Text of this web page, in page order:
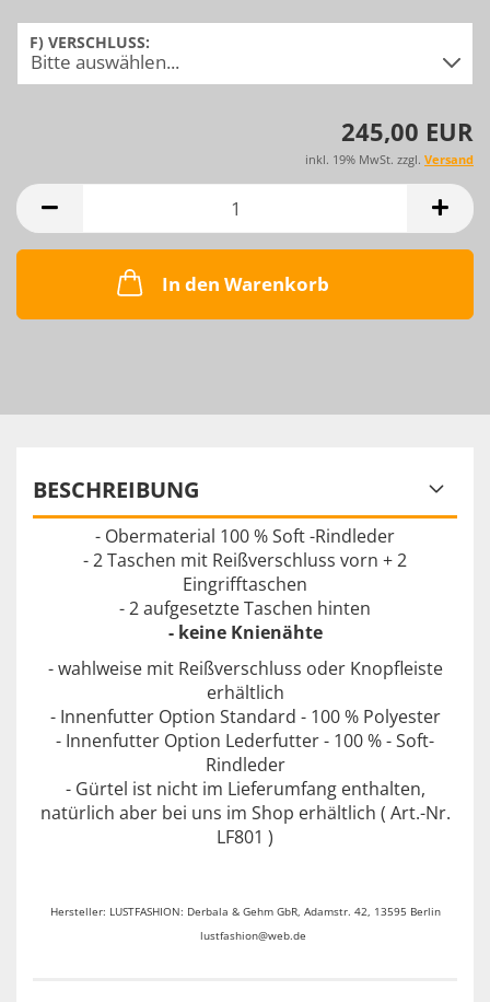
F) VERSCHLUSS:
245,00 EUR
inkl. 19% MwSt. zzgl. Versand
In den Warenkorb
BESCHREIBUNG
- Obermaterial 100 % Soft -Rindleder
- 2 Taschen mit Reißverschluss vorn + 2
Eingrifftaschen
- 2 aufgesetzte Taschen hinten
- keine Knienähte
- wahlweise mit Reißverschluss oder Knopfleiste
erhältlich
- Innenfutter Option Standard - 100 % Polyester
- Innenfutter Option Lederfutter - 100 % - Soft-
Rindleder
- Gürtel ist nicht im Lieferumfang enthalten,
natürlich aber bei uns im Shop erhältlich ( Art.-Nr.
LF801 )
Hersteller: LUSTFASHION: Derbala & Gehm GbR, Adamstr. 42, 13595 Berlin
lustfashion@web.de